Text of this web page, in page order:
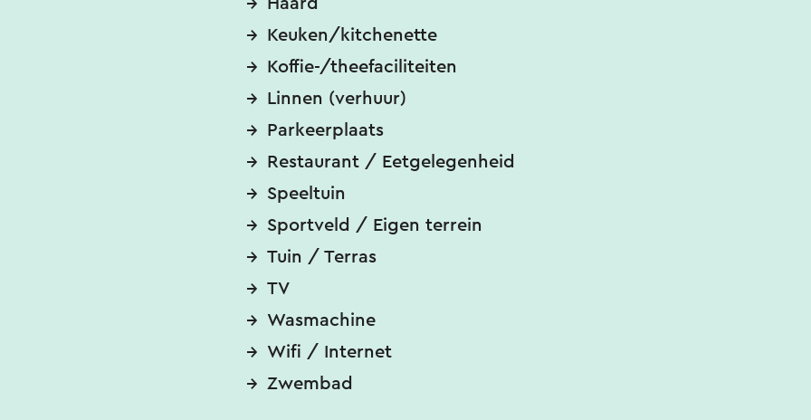
Haard
Keuken/kitchenette
Koffie-/theefaciliteiten
Linnen (verhuur)
Parkeerplaats
Restaurant / Eetgelegenheid
Speeltuin
Sportveld / Eigen terrein
Tuin / Terras
TV
Wasmachine
Wifi / Internet
Zwembad